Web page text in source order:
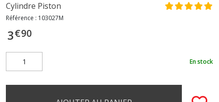
Cylindre Piston
Référence : 103027M
3€90
En stock